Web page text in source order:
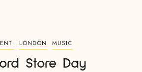
LONDON MUSIC
Store Day